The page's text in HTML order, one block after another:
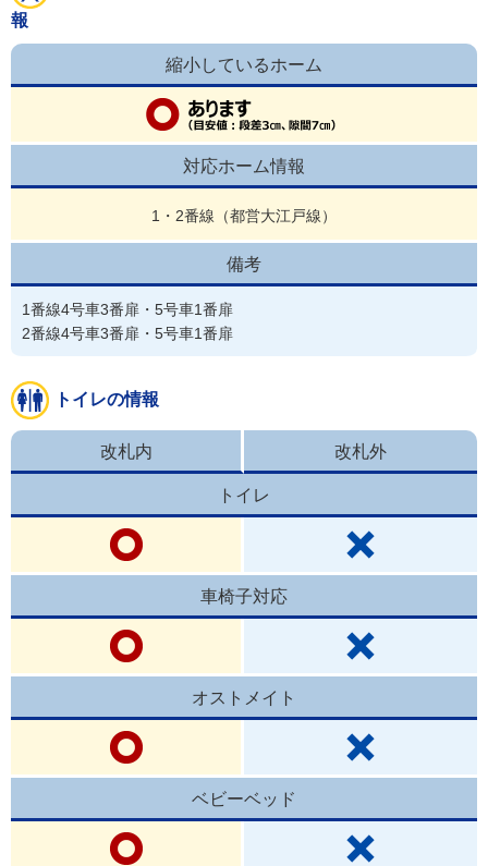
報
縮小しているホーム
対応ホーム情報
1・2番線（都営大江戸線）
備考
1番線4号車3番扉・5号車1番扉
2番線4号車3番扉・5号車1番扉
トイレの情報
改札内 改札外
トイレ
車椅子対応
オストメイト
ベビーベッド